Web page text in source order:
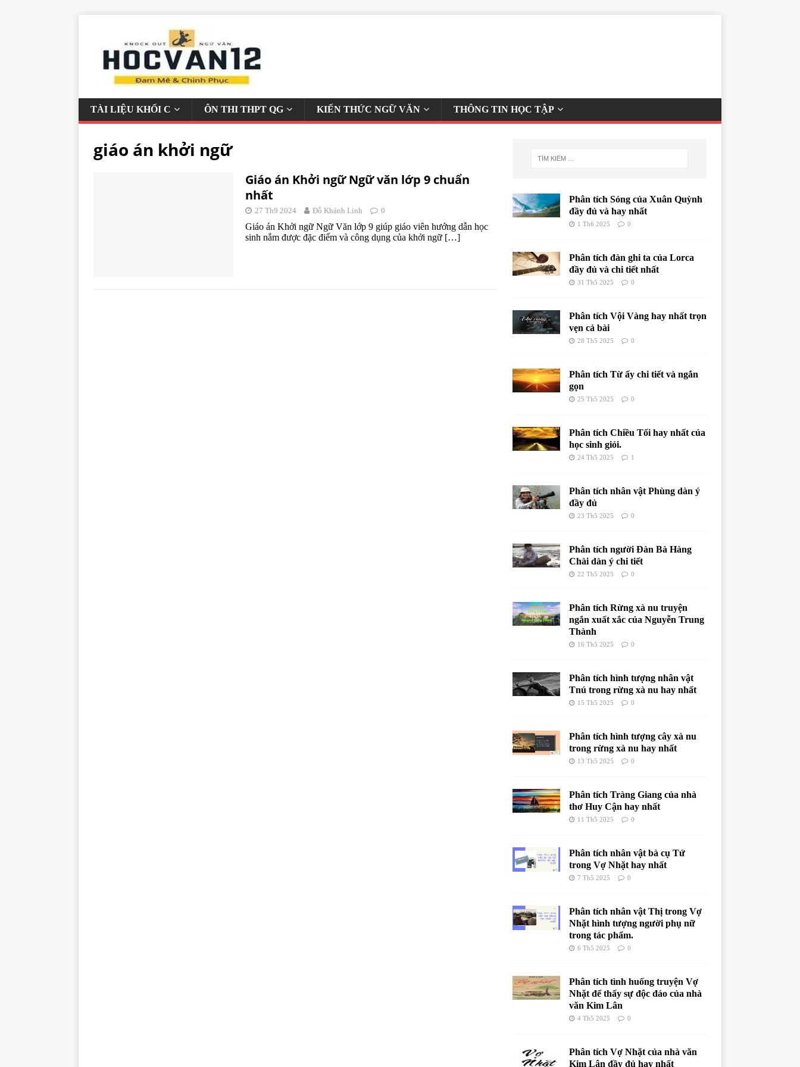
TÀI LIỆU KHỐI C ÔN THI THPT QG KIẾN THỨC NGỮ VĂN THÔNG TIN HỌC TẬP
giáo án khởi ngữ
Giáo án Khởi ngữ Ngữ văn lớp 9 chuẩn
nhất
27 Th9 2024 Đỗ Khánh Linh 0
Giáo án Khởi ngữ Ngữ Văn lớp 9 giúp giáo viên hướng dẫn học
sinh nắm được đặc điểm và công dụng của khởi ngữ […]
Phân tích Sóng của Xuân Quỳnh
đầy đủ và hay nhất
1 Th6 2025 0
Phân tích đàn ghi ta của Lorca
đầy đủ và chi tiết nhất
31 Th5 2025 0
Phân tích Vội Vàng hay nhất trọn
vẹn cả bài
28 Th5 2025 0
Phân tích Từ ấy chi tiết và ngắn
gọn
25 Th5 2025 0
Phân tích Chiều Tối hay nhất của
học sinh giỏi.
24 Th5 2025 1
Phân tích nhân vật Phùng dàn ý
đầy đủ
23 Th5 2025 0
Phân tích người Đàn Bà Hàng
Chài dàn ý chi tiết
22 Th5 2025 0
Phân tích Rừng xà nu truyện
ngắn xuất xắc của Nguyễn Trung
Thành
16 Th5 2025 0
Phân tích hình tượng nhân vật
Tnú trong rừng xà nu hay nhất
15 Th5 2025 0
Phân tích hình tượng cây xà nu
trong rừng xà nu hay nhất
13 Th5 2025 0
Phân tích Tràng Giang của nhà
thơ Huy Cận hay nhất
11 Th5 2025 0
Phân tích nhân vật bà cụ Tứ
trong Vợ Nhặt hay nhất
7 Th5 2025 0
Phân tích nhân vật Thị trong Vợ
Nhặt hình tượng người phụ nữ
trong tác phẩm.
6 Th5 2025 0
Phân tích tình huống truyện Vợ
Nhặt để thấy sự độc đáo của nhà
văn Kim Lân
4 Th5 2025 0
Phân tích Vợ Nhặt của nhà văn
Kim Lân đầy đủ hay nhất